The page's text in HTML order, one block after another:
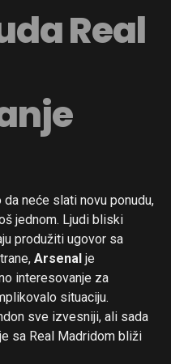
Real
neće slati novu ponudu,
jednom. Ljudi bliski
produžiti ugovor sa
Arsenal je
interesovanje za
situaciju.
sve izvesniji, ali sada
sa Real Madridom bliži